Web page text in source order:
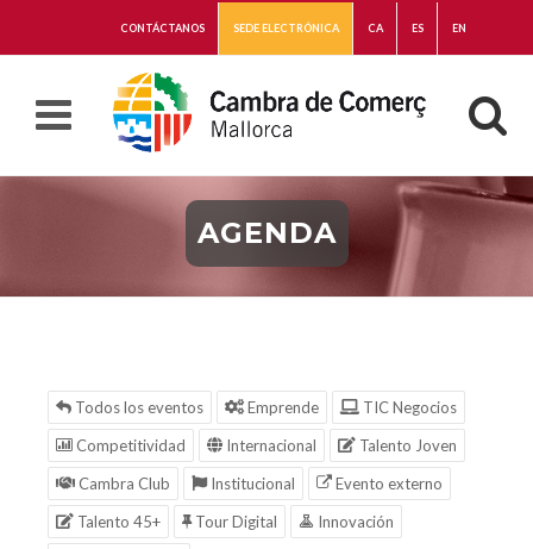
CONTÁCTANOS SEDE ELECTRÓNICA CA ES EN
AGENDA
Todos los eventos Emprende
TIC Negocios
Competitividad
Internacional
Talento Joven
Cambra Club
Institucional
Evento externo
Talento 45+
Tour Digital
Innovación